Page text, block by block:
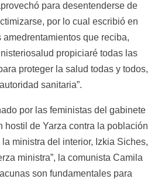
para desentenderse de
por lo cual escribió en
amedrentamientos que reciba,
propiciaré todas las
proteger la salud todas y todos,
sanitaria”.
por las feministas del gabinete
hostil de Yarza contra la población
ministra del interior, Izkia Siches,
ministra”, la comunista Camila
son fundamentales para